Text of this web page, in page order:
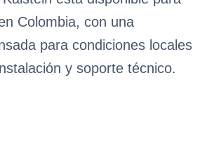
Colombia, con una
para condiciones locales
y soporte técnico.